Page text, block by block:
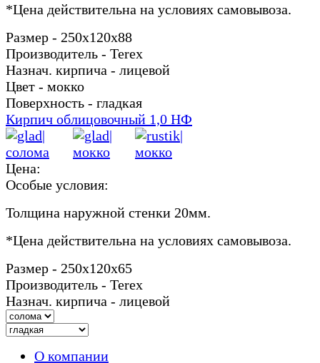
*Цена действительна на условиях самовывоза.
Размер - 250х120х88
Производитель - Terex
Назнач. кирпича - лицевой
Цвет - мокко
Поверхность - гладкая
Кирпич облицовочный 1,0 НФ
Цена:
Особые условия:
Толщина наружной стенки 20мм.
*Цена действительна на условиях самовывоза.
Размер - 250х120х65
Производитель - Terex
Назнач. кирпича - лицевой
О компании